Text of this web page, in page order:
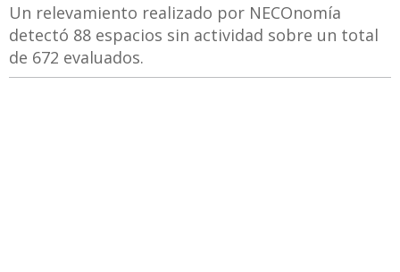
​​​​​​​Un relevamiento realizado por NECOnomía
detectó 88 espacios sin actividad sobre un total
de 672 evaluados.